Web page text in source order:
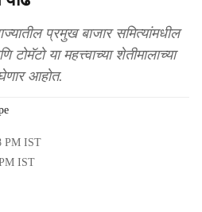
प्रमुख बाजार समित्यांमधील
या महत्त्वाच्या शेतीमालाच्या
आहोत.
PM IST
IST